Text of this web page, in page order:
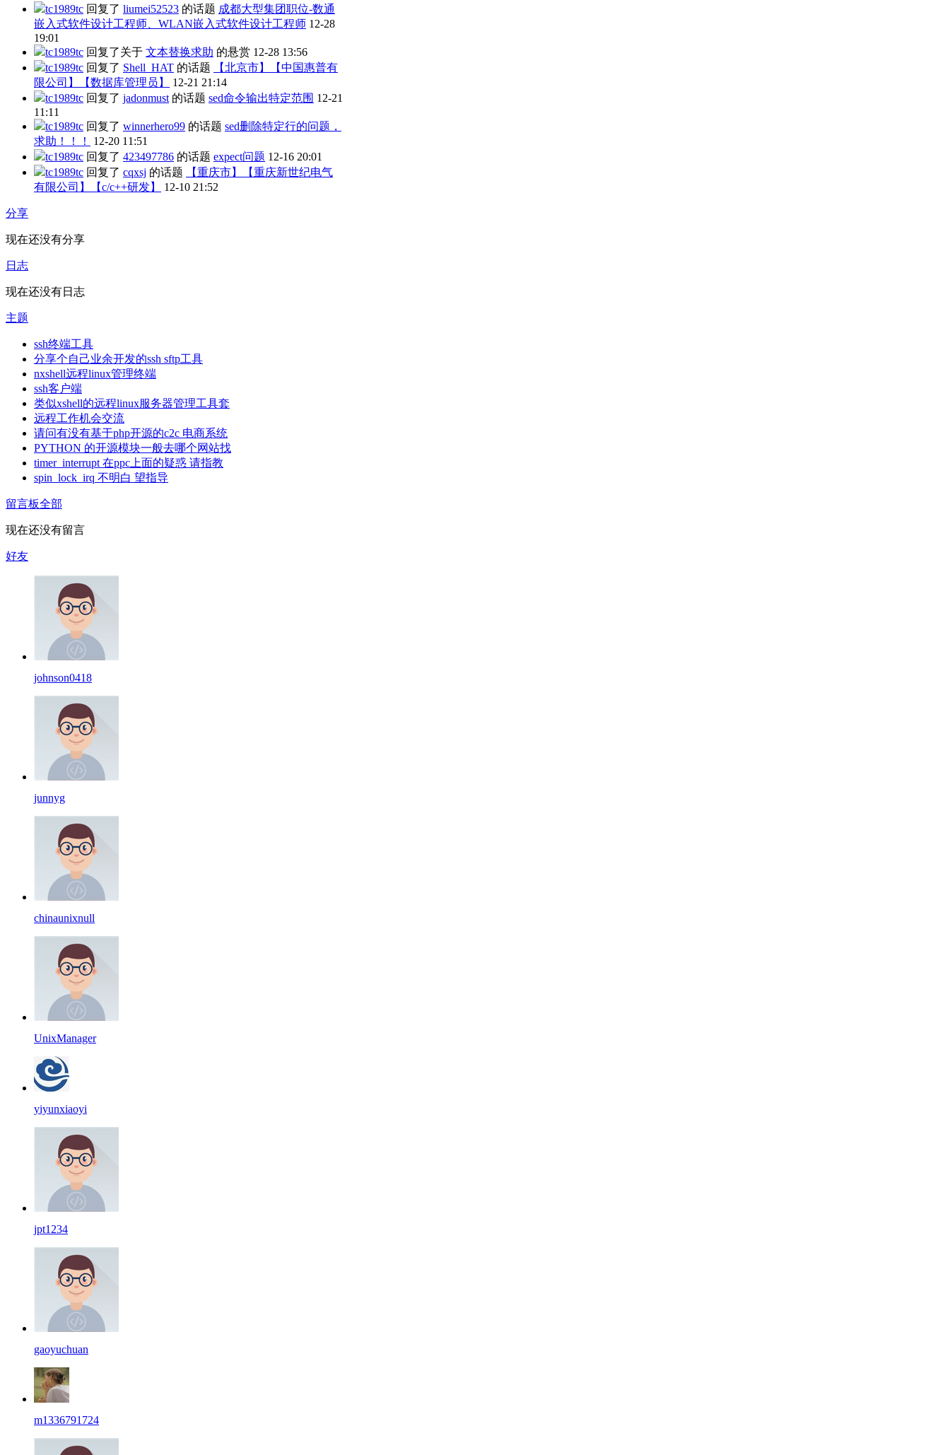
tc1989tc 回复了 liumei52523 的话题 成都大型集团职位-数通
嵌入式软件设计工程师、WLAN嵌入式软件设计工程师 12-28
19:01
tc1989tc 回复了关于 文本替换求助 的悬赏 12-28 13:56
tc1989tc 回复了 Shell_HAT 的话题
【北京市】【中国惠普有
限公司】【数据库管理员】
12-21 21:14
tc1989tc 回复了 jadonmust 的话题 sed命令输出特定范围 12-21
11:11
tc1989tc 回复了 winnerhero99 的话题 sed删除特定行的问题，
求助！！！
12-20 11:51
tc1989tc 回复了 423497786 的话题 expect问题 12-16 20:01
tc1989tc 回复了 cqxsj 的话题
【重庆市】【重庆新世纪电气
有限公司】【c/c++研发】
12-10 21:52
分享
现在还没有分享
日志
现在还没有日志
主题
ssh终端工具
分享个自己业余开发的ssh sftp工具
nxshell远程linux管理终端
ssh客户端
类似xshell的远程linux服务器管理工具套
远程工作机会交流
请问有没有基于php开源的c2c 电商系统
PYTHON 的开源模块一般去哪个网站找
timer_interrupt 在ppc上面的疑惑 请指教
spin_lock_irq 不明白 望指导
留言板全部
现在还没有留言
好友
johnson0418
junnyg
chinaunixnull
UnixManager
yiyunxiaoyi
jpt1234
gaoyuchuan
m1336791724